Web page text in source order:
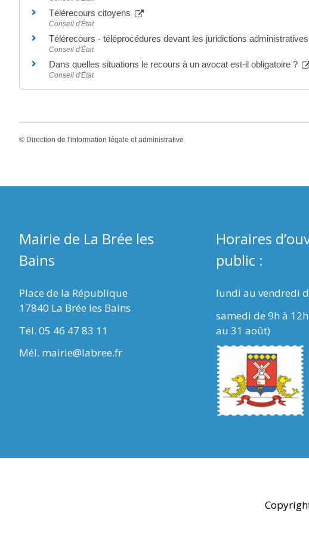
Télérecours citoyens
Conseil d'État
Télérecours - téléprocédures devant les juridictions administratives
Conseil d'État
Dans quelles situations le recours à un avocat est-il obligatoire ?
Conseil d'État
© Direction de l'information légale et administrative
Mairie de La Brée les
Bains
Place de la République
17840 La Brée les Bains
Tél. 05 46 47 83 11
Mél. mairie@labree.fr
Horaires
public :
lundi au vendredi
samedi de 9h à
au 31 août)